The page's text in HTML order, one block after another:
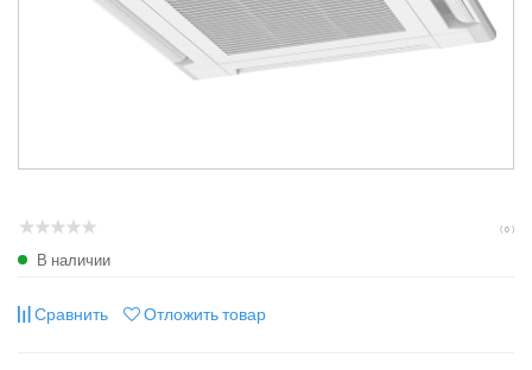
( 0 )
В наличии
Сравнить Отложить товар